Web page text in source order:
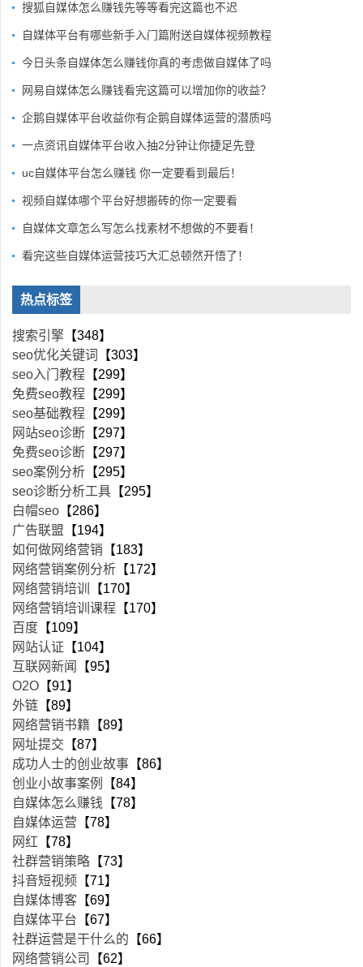
搜狐自媒体怎么赚钱先等等看完这篇也不迟
自媒体平台有哪些新手入门篇附送自媒体视频教程
今日头条自媒体怎么赚钱你真的考虑做自媒体了吗
网易自媒体怎么赚钱看完这篇可以增加你的收益？
企鹅自媒体平台收益你有企鹅自媒体运营的潜质吗
一点资讯自媒体平台收入抽2分钟让你捷足先登
uc自媒体平台怎么赚钱 你一定要看到最后！
视频自媒体哪个平台好想搬砖的你一定要看
自媒体文章怎么写怎么找素材不想做的不要看！
看完这些自媒体运营技巧大汇总顿然开悟了！
热点标签
搜索引擎 【348】
seo优化关键词
【303】
seo入门教程 【299】
免费seo教程 【299】
seo基础教程 【299】
网站seo诊断 【297】
免费seo诊断 【297】
seo案例分析 【295】
seo诊断分析工具 【295】
白帽seo 【286】
广告联盟 【194】
如何做网络营销 【183】
网络营销案例分析 【172】
网络营销培训
【170】
网络营销培训课程 【170】
百度 【109】
网站认证 【104】
互联网新闻
【95】
O2O 【91】
外链 【89】
网络营销书籍 【89】
网址提交 【87】
成功人士的创业故事 【86】
创业小故事案例
【84】
自媒体怎么赚钱 【78】
自媒体运营 【78】
网红 【78】
社群营销策略 【73】
抖音短视频 【71】
自媒体博客 【69】
自媒体平台 【67】
社群运营是干什么的 【66】
网络营销公司
【62】